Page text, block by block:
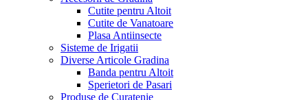
Cutite pentru Altoit
Cutite de Vanatoare
Plasa Antiinsecte
Sisteme de Irigatii
Diverse Articole Gradina
Banda pentru Altoit
Sperietori de Pasari
Produse de Curatenie